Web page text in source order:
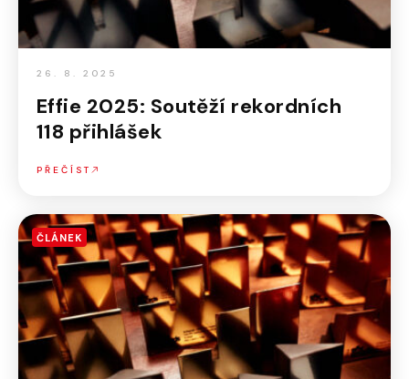
26. 8. 2025
Effie 2025: Soutěží rekordních
118 přihlášek
PŘEČÍST
ČLÁNEK